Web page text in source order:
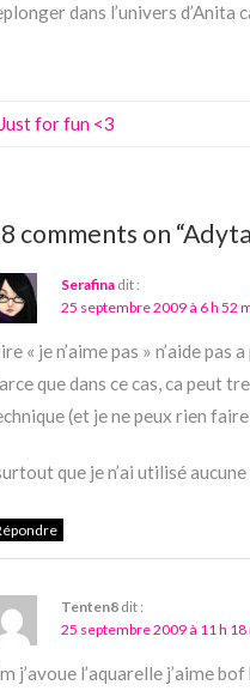
dans l’univers d’Anita
Just for fun <3
comments on
Serafina dit :
25 septembre 2009 à 6 h 52
« je n’aime pas » n’aide
que dans ce cas, ca peut
(et je ne peux rien
que je n’ai utilisé
Tenten8 dit :
25 septembre 2009 à 11 h 18
j’avoue l’aquarelle j’aime